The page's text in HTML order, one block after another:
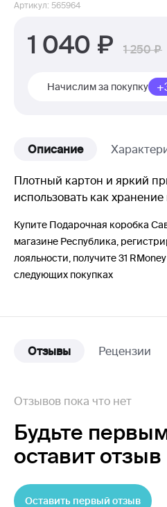
Артикул: 565964
1 040 1 250
Начислим за покупку
Описание
Плотный картон и яркий
использовать как
Купите Подарочная коробка
магазине Республика,
лояльности, получите 31
следующих покупках
Отзывы Рецензии
Отзывов пока что нет
Будьте
оставит отзыв
Оставить первый отзыв